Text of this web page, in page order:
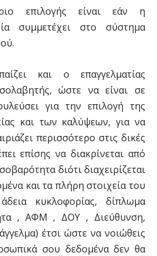
επιλογής είναι εάν η
συμμετέχει στο σύστημα
και ο επαγγελματίας
ώστε να είναι σε
για την επιλογή της
και των καλύψεων, για να
περισσότερο στις δικές
επίσης να διακρίνεται από
διότι διαχειρίζεται
και τα πλήρη στοιχεία του
κυκλοφορίας, δίπλωμα
, ΑΦΜ , ΔΟΥ , Διεύθυνση,
έτσι ώστε να νοιώθεις
σου δεδομένα δεν θα